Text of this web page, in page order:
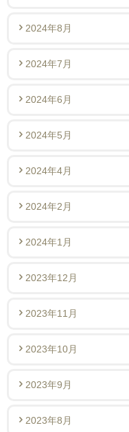
2024年8月
2024年7月
2024年6月
2024年5月
2024年4月
2024年2月
2024年1月
2023年12月
2023年11月
2023年10月
2023年9月
2023年8月